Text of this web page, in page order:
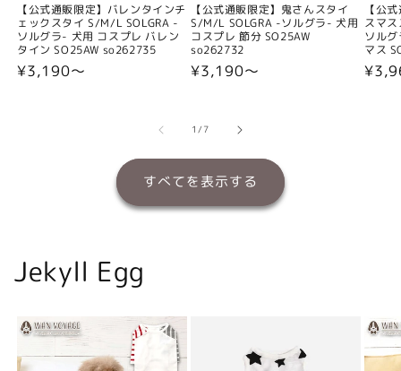
【公式通販限定】バレンタインチ
ェックスタイ S/M/L SOLGRA -
ソルグラ- 犬用 コスプレ バレン
タイン SO25AW so262735
通
¥3,190〜
【公式通販限定】鬼さんスタイ
S/M/L SOLGRA -ソルグラ- 犬用
コスプレ 節分 SO25AW
so262732
通
格
¥3,190〜
【公
スマ
ソル
マス
通
1/の
7
すべてを表示する
Jekyll Egg